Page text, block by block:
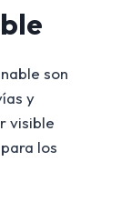
son
y
visible
los